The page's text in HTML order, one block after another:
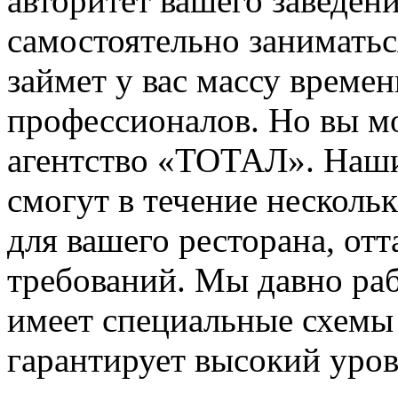
самостоятельно
займет у вас массу
профессионалов. Но вы
агентство «ТОТАЛ».
смогут в течение
для вашего ресторана,
требований. Мы давно
имеет специальные
гарантирует высокий